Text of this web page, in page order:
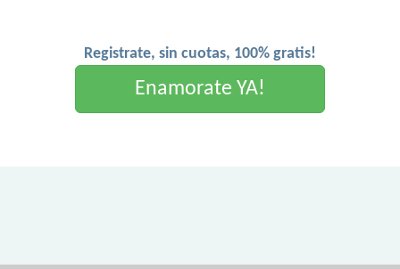
Registrate, sin cuotas, 100% gratis!
Enamorate YA!